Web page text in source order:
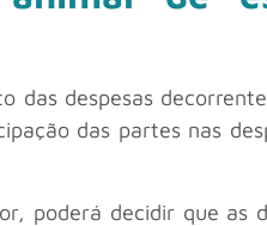
das despesas
das partes nas
poderá decidir que as